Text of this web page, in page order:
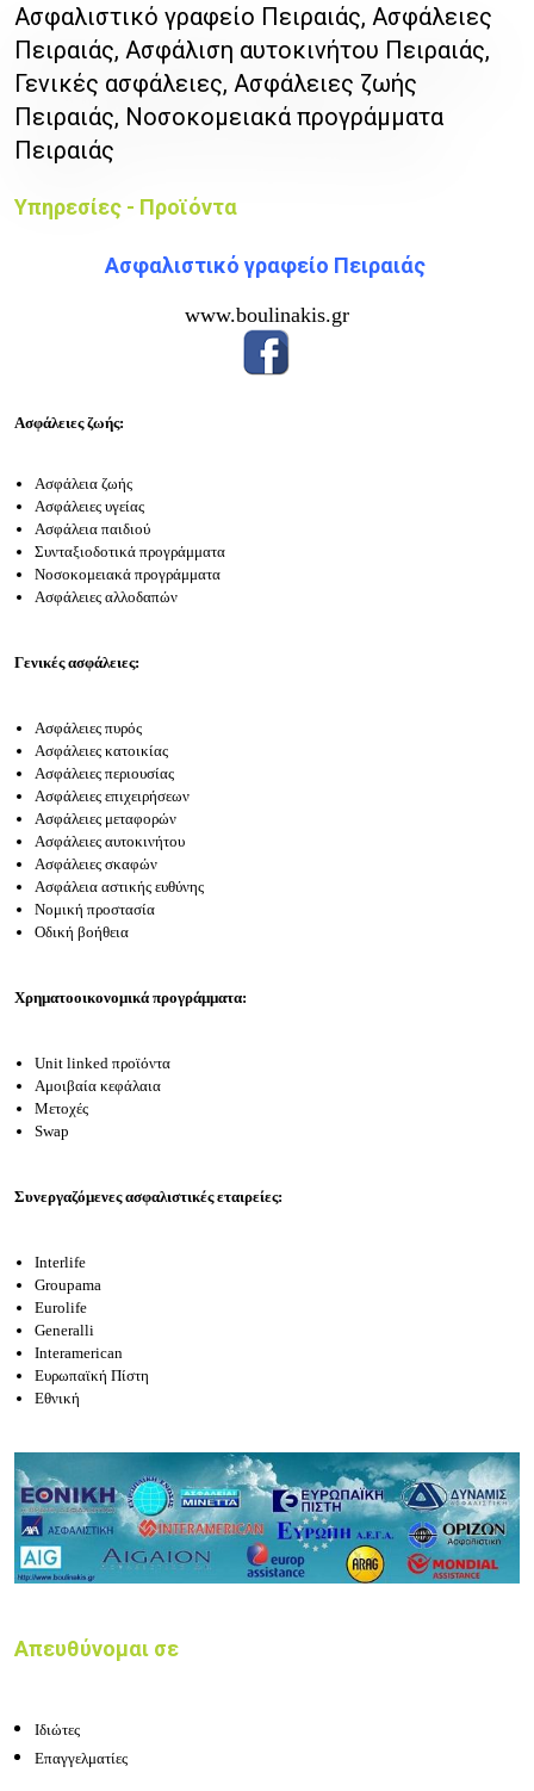
Ασφαλιστικό γραφείο Πειραιάς, Ασφάλειες
Πειραιάς, Ασφάλιση αυτοκινήτου Πειραιάς,
Γενικές ασφάλειες, Ασφάλειες ζωής
Πειραιάς, Νοσοκομειακά προγράμματα
Πειραιάς
Υπηρεσίες - Προϊόντα
Ασφαλιστικό γραφείο Πειραιάς
www.boulinakis.gr
Ασφάλειες ζωής:
Ασφάλεια ζωής
Ασφάλειες υγείας
Ασφάλεια παιδιού
Συνταξιοδοτικά προγράμματα
Νοσοκομειακά προγράμματα
Ασφάλειες αλλοδαπών
Γενικές ασφάλειες:
Ασφάλειες πυρός
Ασφάλειες κατοικίας
Ασφάλειες περιουσίας
Ασφάλειες επιχειρήσεων
Ασφάλειες μεταφορών
Ασφάλειες αυτοκινήτου
Ασφάλειες σκαφών
Ασφάλεια αστικής ευθύνης
Νομική προστασία
Οδική βοήθεια
Χρηματοοικονομικά προγράμματα:
Unit linked προϊόντα
Αμοιβαία κεφάλαια
Μετοχές
Swap
Συνεργαζόμενες ασφαλιστικές εταιρείες:
Interlife
Groupama
Eurolife
Generalli
Interamerican
Ευρωπαϊκή Πίστη
Εθνική
Απευθύνομαι σε
Ιδιώτες
Επαγγελματίες